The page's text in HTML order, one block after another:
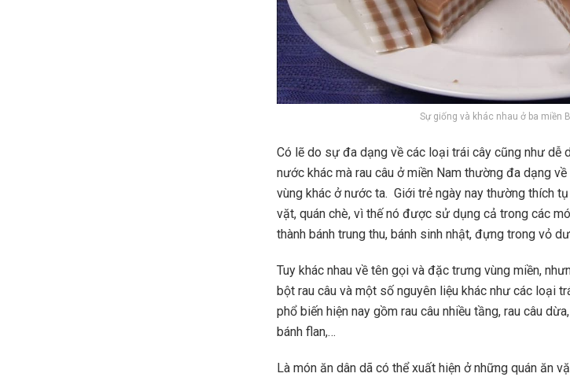
Sự giống và khác nhau ở ba miền
Có lẽ do sự đa dạng về các loại trái cây cũng như dễ
nước khác mà rau câu ở miền Nam thường đa dạng
vùng khác ở nước ta. Giới trẻ ngày nay thường thích
vặt, quán chè, vì thế nó được sử dụng cả trong các
thành bánh trung thu, bánh sinh nhật, đựng trong vỏ
Tuy khác nhau về tên gọi và đặc trưng vùng miền,
bột rau câu và một số nguyên liệu khác như các loại
phổ biến hiện nay gồm rau câu nhiều tầng, rau câu
bánh flan,…
Là món ăn dân dã có thể xuất hiện ở những quán ăn